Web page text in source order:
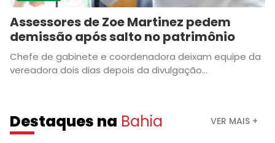
Assessores de Zoe Martinez pedem
demissão após salto no patrimônio
Chefe de gabinete e coordenadora deixam equipe da
vereadora dois dias depois da divulgação...
Destaques na Bahia VER MAIS +